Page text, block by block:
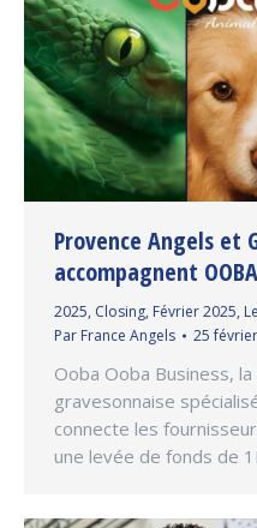
Provence Angels et
accompagnent
2025, Closing, Février 2025,
Par France Angels 25
Ooba Ooba Business,
gravesonnaise
connecte les
une levée de fonds de